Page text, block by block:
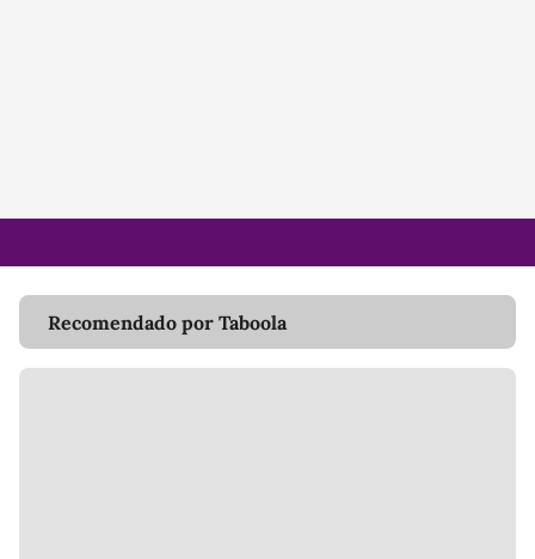
Recomendado por Taboola